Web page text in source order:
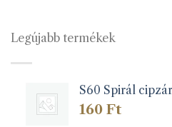
Legújabb termékek
S60 Spirál
160 Ft